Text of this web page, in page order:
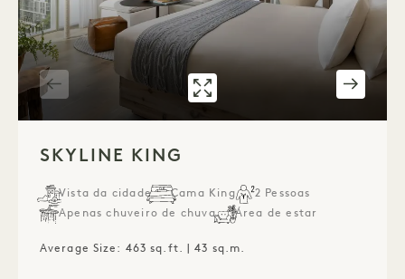
GALERIA 537 SKYLINE KING
SKYLINE KING
Vista da cidade Cama King
2 Pessoas
Apenas chuveiro de chuva
Área de estar
Average Size: 463 sq.ft. | 43 sq.m.